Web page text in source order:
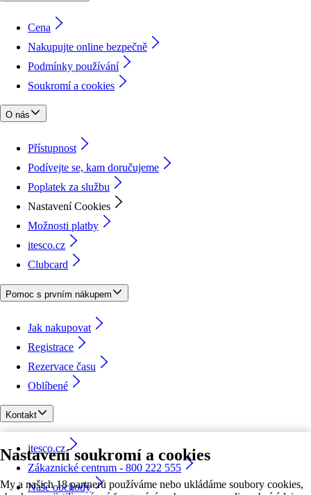
Nastavení soukromí a cookies
My a našich 18 partnerů používáme nebo ukládáme soubory cookies,
Cena
Nakupujte online bezpečně
Podmínky používání
Soukromí a cookies
O nás
Přístupnost
Podívejte se, kam doručujeme
Poplatek za službu
Nastavení Cookies
Možnosti platby
itesco.cz
Clubcard
Pomoc s prvním nákupem
Jak nakupovat
Registrace
Rezervace času
Oblíbené
Kontakt
itesco.cz
Zákaznické centrum - 800 222 555
Naše obchody